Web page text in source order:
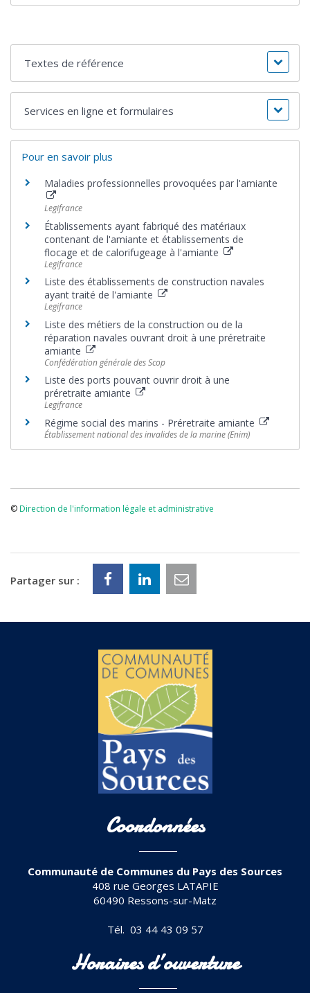
Textes de référence
Services en ligne et formulaires
Pour en savoir plus
Maladies professionnelles provoquées par l'amiante
Legifrance
Établissements ayant fabriqué des matériaux
contenant de l'amiante et établissements de
flocage et de calorifugeage à l'amiante
Legifrance
Liste des établissements de construction navales
ayant traité de l'amiante
Legifrance
Liste des métiers de la construction ou de la
réparation navales ouvrant droit à une préretraite
amiante
Confédération générale des Scop
Liste des ports pouvant ouvrir droit à une
préretraite amiante
Legifrance
Régime social des marins - Préretraite amiante
Établissement national des invalides de la marine (Enim)
©Direction de l'information légale et administrative
Partager sur :
Coordonnées
Communauté de Communes du Pays des Sources
408 rue Georges LATAPIE
60490 Ressons-sur-Matz
Tél. 03 44 43 09 57
Horaires d’ouverture